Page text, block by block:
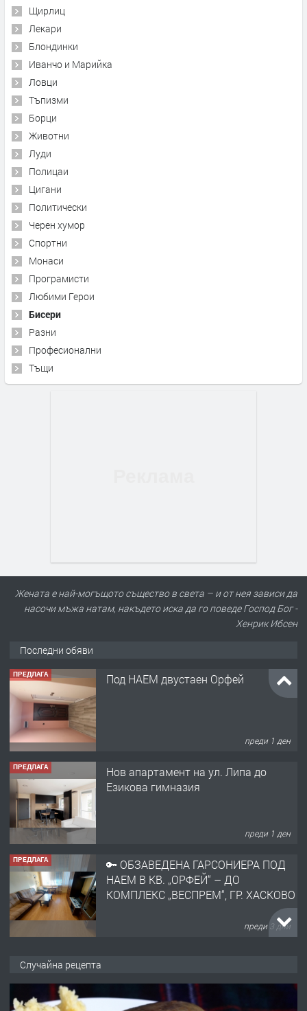
Щирлиц
Лекари
Блондинки
Иванчо и Марийка
Ловци
Тъпизми
Борци
Животни
Луди
Полицаи
Цигани
Политически
Черен хумор
Спортни
Монаси
Програмисти
Любими Герои
Бисери
Разни
Професионални
Тъщи
Жената е най-могъщото същество в света – и от нея зависи да
насочи мъжа натам, накъдето иска да го поведе Господ Бог -
Хенрик Ибсен
Последни обяви
ПРЕДЛАГА Под НАЕМ двустаен Орфей
преди 1 ден
ПРЕДЛАГА
Нов апартамент на ул. Липа до
Езикова гимназия
преди 1 ден
ПРЕДЛАГА
🔑 ОБЗАВЕДЕНА ГАРСОНИЕРА ПОД
НАЕМ В КВ. „ОРФЕЙ“ – ДО
КОМПЛЕКС „ВЕСПРЕМ“, ГР. ХАСКОВО
преди 3 дни
АПАРТАМЕНТ В ЦЕНТЪРА НА ГР.
ХАСКОВО
Случайна рецепта